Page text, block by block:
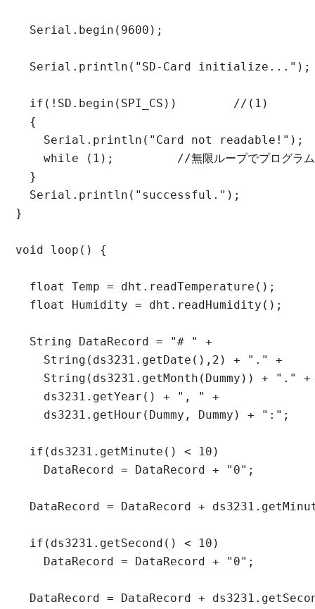
  Serial.begin(9600);
  Serial.println("SD-Card initialize...");
  if(!SD.begin(SPI_CS))        //(1)
  {
    Serial.println("Card not readable!");
while (1);         //無限ループでプログラム
  }
  Serial.println("successful.");
}
void loop() {
  float Temp = dht.readTemperature();
  float Humidity = dht.readHumidity();
  String DataRecord = "# " +
    String(ds3231.getDate(),2) + "." +
    String(ds3231.getMonth(Dummy)) + "." +
    ds3231.getYear() + ", " +
ds3231.getHour(Dummy, Dummy) + ":";
  if(ds3231.getMinute() < 10)
    DataRecord = DataRecord + "0";
DataRecord = DataRecord +
  if(ds3231.getSecond() < 10)
    DataRecord = DataRecord + "0";
DataRecord = DataRecord +